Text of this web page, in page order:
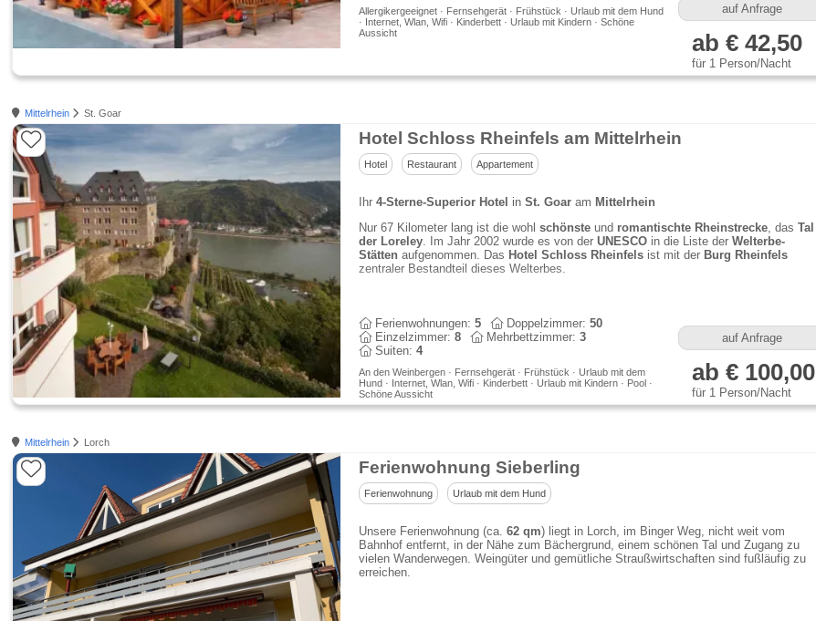
Allergikergeeignet · Fernsehgerät · Frühstück · Urlaub mit dem Hund
· Internet, Wlan, Wifi · Kinderbett · Urlaub mit Kindern · Schöne
Aussicht
auf Anfrage
ab € 42,50
für 1 Person/Nacht
Mittelrhein St. Goar
Hotel Schloss Rheinfels am Mittelrhein
Hotel Restaurant Appartement
Ihr 4-Sterne-Superior Hotel in St. Goaram Mittelrhein
Nur 67 Kilometer lang ist die wohl schönsteund romantischte Rheinstrecke, das Tal
der Loreley. Im Jahr 2002 wurde es von der UNESCOin die Liste der Welterbe-
Stätten aufgenommen. Das Hotel Schloss Rheinfelsist mit der Burg Rheinfels
zentraler Bestandteil dieses Welterbes.
Ferienwohnungen: 5 Doppelzimmer: 50
Einzelzimmer: 8 Mehrbettzimmer: 3
Suiten: 4
An den Weinbergen · Fernsehgerät · Frühstück · Urlaub mit dem
Hund · Internet, Wlan, Wifi · Kinderbett · Urlaub mit Kindern · Pool ·
Schöne Aussicht
auf Anfrage
ab € 100,00
für 1 Person/Nacht
Mittelrhein Lorch
Ferienwohnung Sieberling
Ferienwohnung Urlaub mit dem Hund
Unsere Ferienwohnung (ca. 62 qm) liegt in Lorch, im Binger Weg, nicht weit vom
Bahnhof entfernt, in der Nähe zum Bächergrund, einem schönen Tal und Zugang zu
vielen Wanderwegen. Weingüter und gemütliche Straußwirtschaften sind fußläufig zu
erreichen.